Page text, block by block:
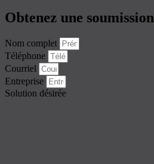
Obtenez une soumission
Nom complet
Téléphone
Courriel
Entreprise
Solution désirée